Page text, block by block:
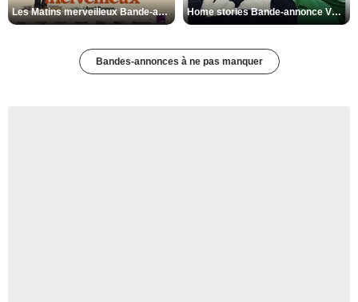
Les Matins merveilleux Bande-annonce VF Home stories Bande-annonce VO STFR
Bandes-annonces à ne pas manquer